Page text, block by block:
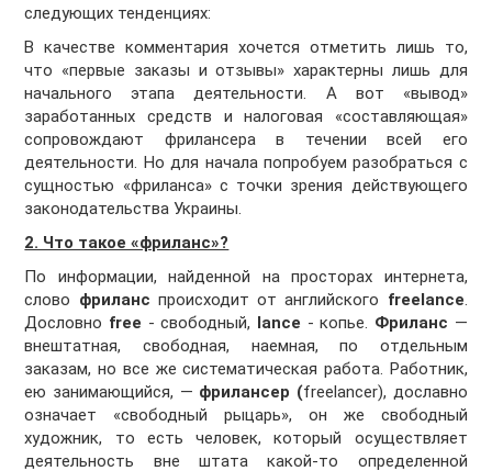
следующих тенденциях:
В качестве комментария хочется отметить лишь то,
что «первые заказы и отзывы» характерны лишь для
начального этапа деятельности. А вот «вывод»
заработанных средств и налоговая «составляющая»
сопровождают фрилансера в течении всей его
деятельности. Но для начала попробуем разобраться с
сущностью «фриланса» с точки зрения действующего
законодательства Украины.
2. Что такое «фриланс»?
По информации, найденной на просторах интернета,
слово фриланс происходит от английского freelance.
Дословно free - свободный, lance - копье. Фриланс —
внештатная, свободная, наемная, по отдельным
заказам, но все же систематическая работа. Работник,
ею занимающийся, — фрилансер (freelancer), дославно
означает «свободный рыцарь», он же свободный
художник, то есть человек, который осуществляет
деятельность вне штата какой-то определенной